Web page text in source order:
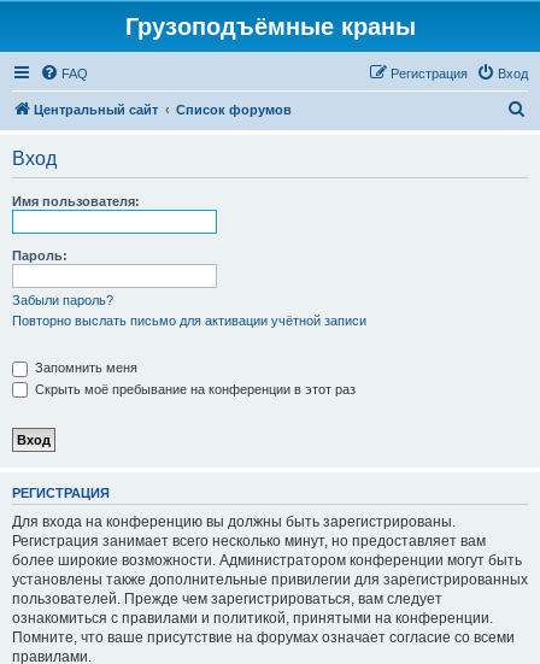
Грузоподъёмные краны
FAQ Вход
Регистрация
Центральный сайт Список форумов
Вход
Имя пользователя:
Пароль:
Забыли пароль?
Повторно выслать письмо для активации учётной записи
Запомнить меня
Скрыть моё пребывание на конференции в этот раз
РЕГИСТРАЦИЯ
Для входа на конференцию вы должны быть зарегистрированы.
Регистрация занимает всего несколько минут, но предоставляет вам
более широкие возможности. Администратором конференции могут быть
установлены также дополнительные привилегии для зарегистрированных
пользователей. Прежде чем зарегистрироваться, вам следует
ознакомиться с правилами и политикой, принятыми на конференции.
Помните, что ваше присутствие на форумах означает согласие со всеми
правилами.